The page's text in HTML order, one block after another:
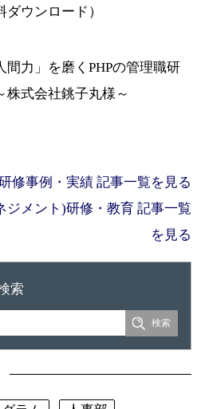
ダウンロード）
間力」を磨くPHPの管理職研
株式会社銚子丸様～
修事例・実績 記事一覧を見る
ジメント)研修・教育 記事一覧
を見る
索